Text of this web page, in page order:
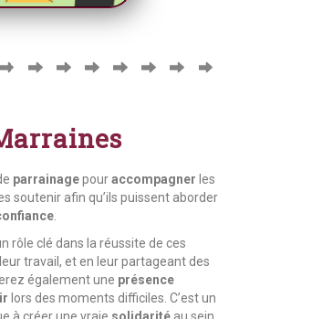
parrainagepouraccompagner les
soutenir afin qu’ils puissent aborder
.
rôle clé dans la réussite de ces
travail, et en leur partageant des
également une présence
lors des moments difficiles. C’est un